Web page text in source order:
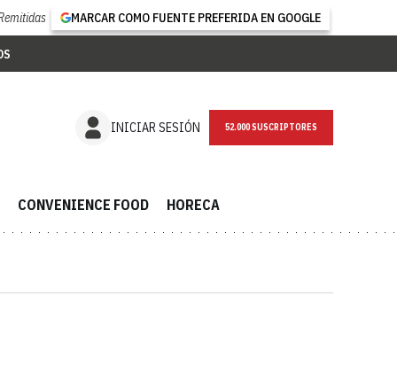
MARCAR COMO FUENTE PREFERIDA EN GOOGLE
INICIAR SESIÓN NEWSLETTER
CONVENIENCE FOOD HORECA